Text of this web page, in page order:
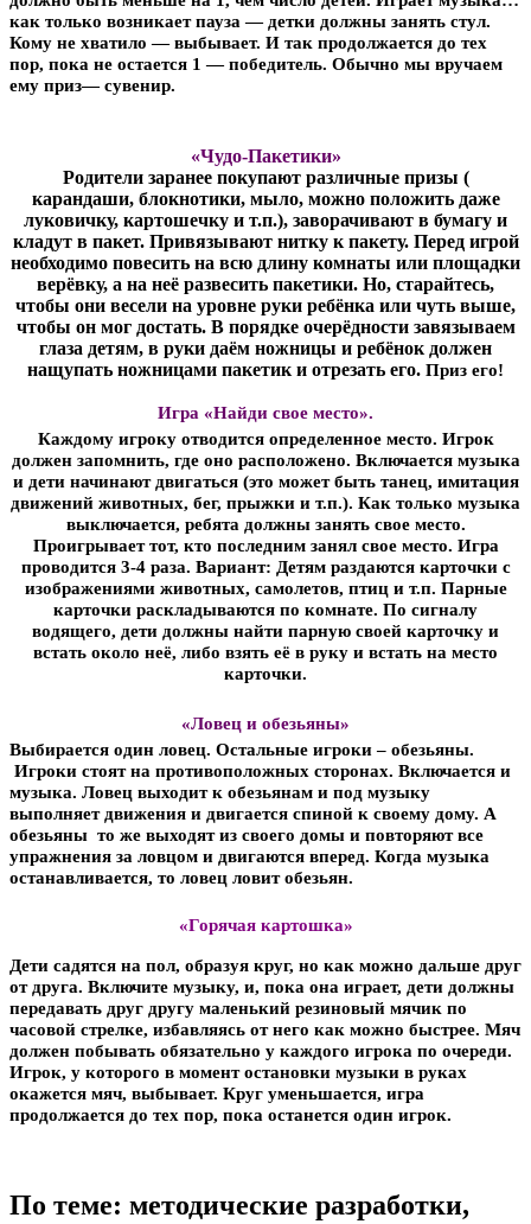
как только возникает пауза — детки должны занять стул.
Кому не хватило — выбывает. И так продолжается до тех
пор, пока не остается 1 — победитель. Обычно мы вручаем
ему приз— сувенир.
«Чудо-Пакетики»
Родители заранее покупают различные призы (
карандаши, блокнотики, мыло, можно положить даже
луковичку, картошечку и т.п.), заворачивают в бумагу и
кладут в пакет. Привязывают нитку к пакету. Перед игрой
необходимо повесить на всю длину комнаты или площадки
верёвку, а на неё развесить пакетики. Но, старайтесь,
чтобы они весели на уровне руки ребёнка или чуть выше,
чтобы он мог достать. В порядке очерёдности завязываем
глаза детям, в руки даём ножницы и ребёнок должен
нащупать ножницами пакетик и отрезать его. Приз его!
Игра «Найди свое место».
Каждому игроку отводится определенное место. Игрок
должен запомнить, где оно расположено. Включается музыка
и дети начинают двигаться (это может быть танец, имитация
движений животных, бег, прыжки и т.п.). Как только музыка
выключается, ребята должны занять свое место.
Проигрывает тот, кто последним занял свое место. Игра
проводится 3-4 раза. Вариант: Детям раздаются карточки с
изображениями животных, самолетов, птиц и т.п. Парные
карточки раскладываются по комнате. По сигналу
водящего, дети должны найти парную своей карточку и
встать около неё, либо взять её в руку и встать на место
карточки.
«Ловец и обезьяны»
Выбирается один ловец. Остальные игроки – обезьяны.
Игроки стоят на противоположных сторонах. Включается и
музыка. Ловец выходит к обезьянам и под музыку
выполняет движения и двигается спиной к своему дому. А
обезьяны то же выходят из своего домы и повторяют все
упражнения за ловцом и двигаются вперед. Когда музыка
останавливается, то ловец ловит обезьян.
«Горячая картошка»
Дети садятся на пол, образуя круг, но как можно дальше друг
от друга. Включите музыку, и, пока она играет, дети должны
передавать друг другу маленький резиновый мячик по
часовой стрелке, избавляясь от него как можно быстрее. Мяч
должен побывать обязательно у каждого игрока по очереди.
Игрок, у которого в момент остановки музыки в руках
окажется мяч, выбывает. Круг уменьшается, игра
продолжается до тех пор, пока останется один игрок.
По теме: методические разработки,